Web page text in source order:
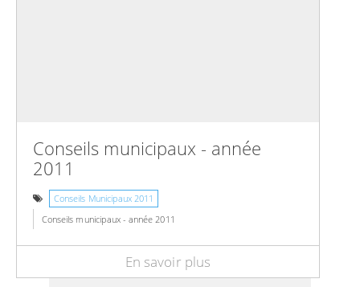
Conseils municipaux - année
2011
Conseils Municipaux 2011
Conseils municipaux - année 2011
En savoir plus